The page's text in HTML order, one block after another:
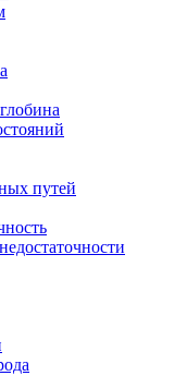
путей